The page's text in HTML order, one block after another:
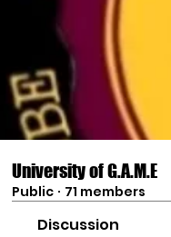
University of G.A.M.E
Public · 71 members
Discussion